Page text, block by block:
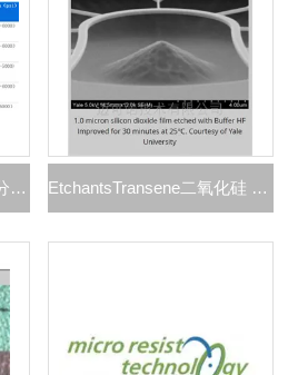
ES550 ES558 ES562单组分环氧树脂胶粘剂 EtchantsTransene二氧化硅 (SiO₂) 蚀刻液 光刻胶